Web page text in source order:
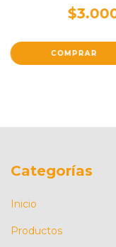
Categorías
Inicio
Productos